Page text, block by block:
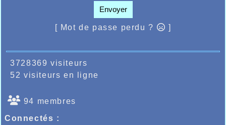
Envoyer
[ Mot de passe perdu ? ]
3728369 visiteurs
52 visiteurs en ligne
94 membres
Connectés :